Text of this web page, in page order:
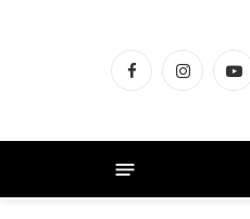
FacebookInstagram